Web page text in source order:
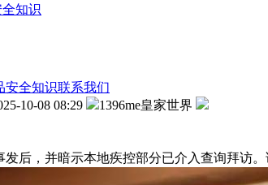
知识
安全知识联系我们
10-08 08:29
1396me皇家世界
，并暗示本地疾控部分已介入查询拜访。